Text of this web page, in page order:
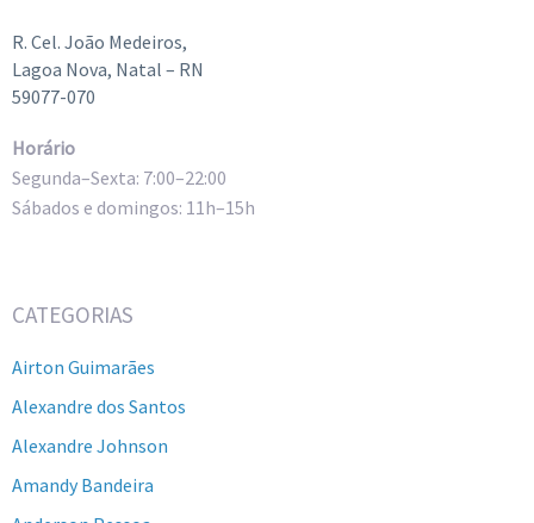
R. Cel. João Medeiros,
Lagoa Nova, Natal – RN
59077-070
Horário
Segunda–Sexta: 7:00–22:00
Sábados e domingos: 11h–15h
CATEGORIAS
Airton Guimarães
Alexandre dos Santos
Alexandre Johnson
Amandy Bandeira